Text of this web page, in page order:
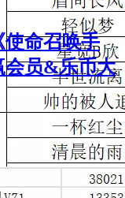
使命召唤手
会员&乐币大